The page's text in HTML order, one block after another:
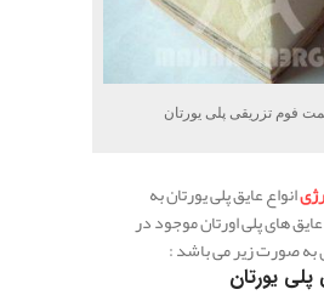
فوم تزریقی پلی یورتان
انواع عایق پلی یورتان به
های پلی اورتان موجود در
به صورت زیر می باشد :
یورتان